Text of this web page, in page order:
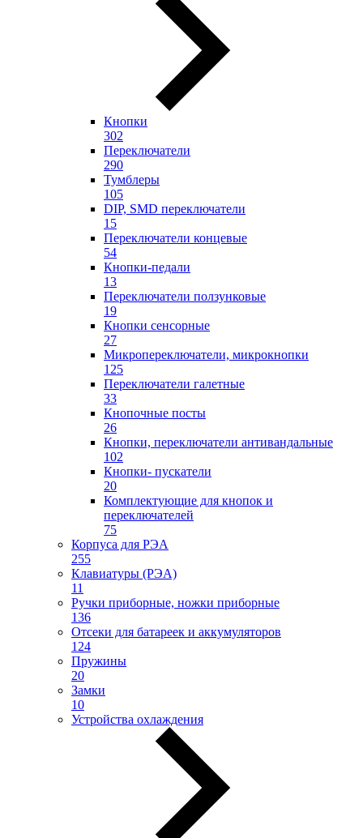
Кнопки
302
Переключатели
290
Тумблеры
105
DIP, SMD переключатели
15
Переключатели концевые
54
Кнопки-педали
13
Переключатели ползунковые
19
Кнопки сенсорные
27
Микропереключатели, микрокнопки
125
Переключатели галетные
33
Кнопочные посты
26
Кнопки, переключатели антивандальные
102
Кнопки- пускатели
20
Комплектующие для кнопок и
переключателей
75
Корпуса для РЭА
255
Клавиатуры (РЭА)
11
Ручки приборные, ножки приборные
136
Отсеки для батареек и аккумуляторов
124
Пружины
20
Замки
10
Устройства охлаждения